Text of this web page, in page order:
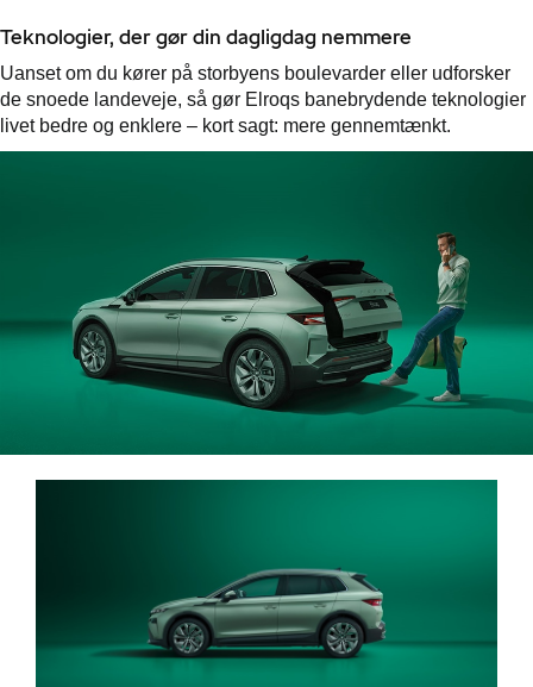
Teknologier, der gør din dagligdag nemmere
Uanset om du kører på storbyens boulevarder eller udforsker
de snoede landeveje, så gør Elroqs banebrydende teknologier
livet bedre og enklere – kort sagt: mere gennemtænkt.